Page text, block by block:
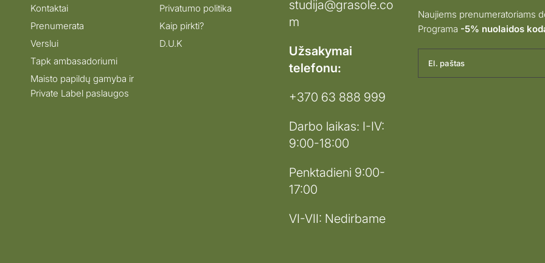
Kontaktai
Prenumerata
Verslui
Tapk ambasadoriumi
Maisto papildų gamyba ir
Private Label paslaugos
Privatumo politika
Kaip pirkti?
D.U.K
studija@grasole.co
m
Užsakymai
telefonu:
+370 63 888 999
Darbo laikas: I-IV:
9:00-18:00
Penktadieni 9:00-
17:00
VI-VII: Nedirbame
Naujiems prenumeratoriams
Programa -5% nuolaidos
El. paštas